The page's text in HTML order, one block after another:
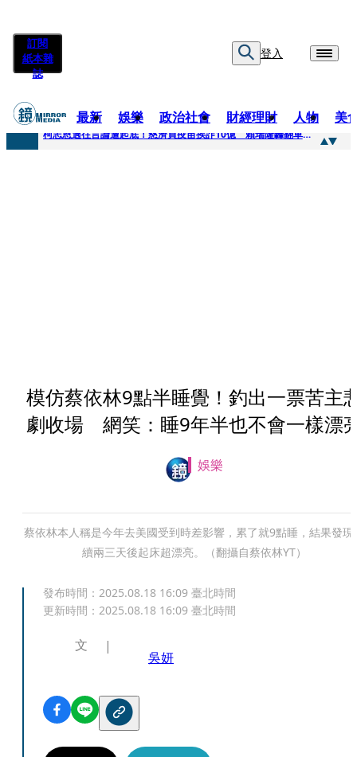
訂閱
紙本雜
誌
登入
最新 娛樂 政治社會 財經理財 人物 美
快訊
柯志恩過往言論遭起底！慈濟買疫苗挨詐10億 賴瑞隆轟翻車：應為當年錯誤道歉
模仿蔡依林9點半睡覺！釣出一票苦主
劇收場 網笑：睡9年半也不會一樣漂
娛樂
蔡依林本人稱是今年去美國受到時差影響，累了就9點睡，結果發現
續兩三天後起床超漂亮。（翻攝自蔡依林YT）
發布時間： 2025.08.18 16:09 臺北時間
更新時間： 2025.08.18 16:09 臺北時間
文
吳妍